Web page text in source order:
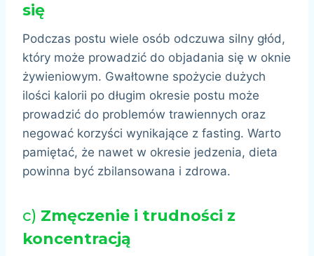
się
Podczas postu wiele osób odczuwa silny głód,
który może prowadzić do objadania się w oknie
żywieniowym. Gwałtowne spożycie dużych
ilości kalorii po długim okresie postu może
prowadzić do problemów trawiennych oraz
negować korzyści wynikające z fasting. Warto
pamiętać, że nawet w okresie jedzenia, dieta
powinna być zbilansowana i zdrowa.
c) Zmęczenie i trudności z
koncentracją